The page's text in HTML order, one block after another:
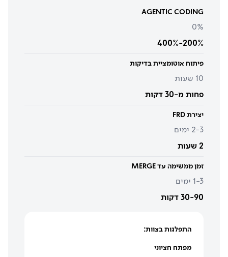
AGENTIC CODING
0%
200%-400%
פיתוח אוטומציית בדיקות
10 שעות
פחות מ-30 דקות
יצירת FRD
2-3 ימים
2 שעות
זמן ממשימה עד MERGE
1-3 ימים
30-90 דקות
התפלגות בצוות:
מפתח חציוני